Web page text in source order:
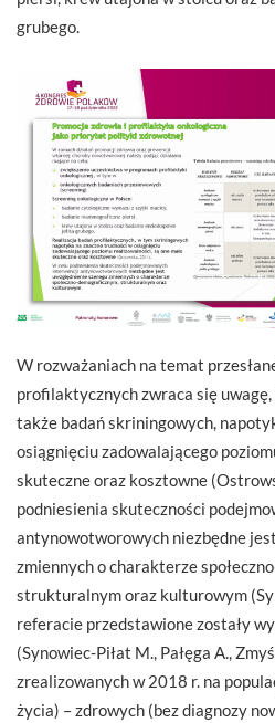
grubego.
W rozważaniach na temat
profilaktycznych zwraca się
także badań skriningowych,
osiągnięciu zadowalającego
skuteczne oraz kosztowne
podniesienia skuteczności
antynowotworowych niezbędne
zmiennych o charakterze
strukturalnym oraz kulturowym
referacie przedstawione zostały
(Synowiec-Piłat M., Pałęga A.,
zrealizowanych w 2018 r. na
życia) – zdrowych (bez diagnozy